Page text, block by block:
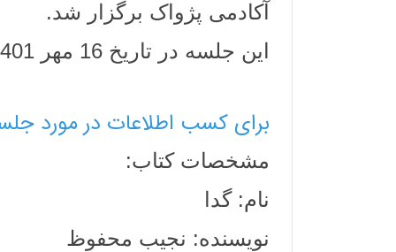
آکادمی پژواک برگزار شد.
این جلسه در تاریخ 16 مهر 1401 به میزبانی آکادمی پژواک برگزار شد.
برای کسب اطلاعات در مورد جلسه 30 مهر 1401 اینجا
مشخصات کتاب:
نام: گدا
نویسنده: نجیب محفوظ